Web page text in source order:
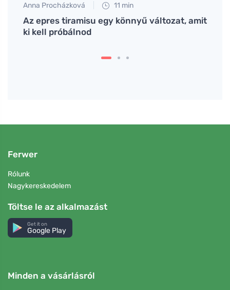
Anna Procházková 11 min
Az epres tiramisu egy könnyű változat, amit
ki kell próbálnod
Ferwer
Rólunk
Nagykereskedelem
Töltse le az alkalmazást
Get it on
Google Play
Minden a vásárlásról